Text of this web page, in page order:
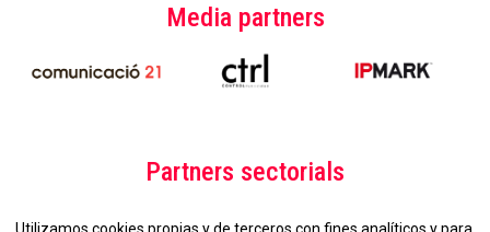
Media partners
Partners sectorials